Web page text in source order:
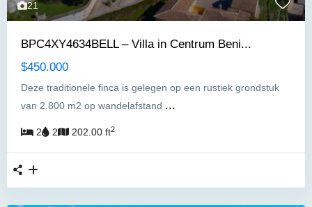
21
BPC4XY4634BELL – Villa in Centrum Beni...
$450.000
Deze traditionele finca is gelegen op een rustiek grondstuk
van 2.800 m2 op wandelafstand ...
2 2 202.00 ft2